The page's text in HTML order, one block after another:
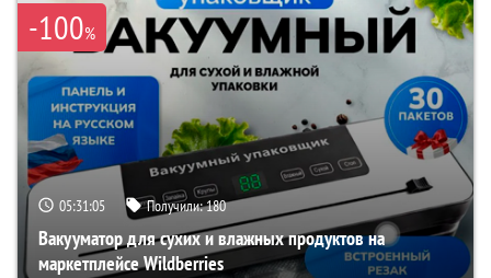
-100%
05:31:04 Получили:180
Вакууматор для сухих и влажных продуктов на
маркетплейсе Wildberries